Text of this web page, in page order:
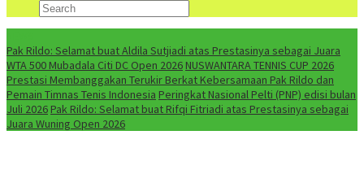
Pak Rildo: Selamat buat Aldila Sutjiadi atas Prestasinya sebagai Juara
WTA 500 Mubadala Citi DC Open 2026NUSWANTARA TENNIS CUP 2026
Prestasi Membanggakan Terukir Berkat Kebersamaan Pak Rildo dan
Pemain Timnas Tenis Indonesia Peringkat Nasional Pelti (PNP) edisi bulan
Juli 2026Pak Rildo: Selamat buat Rifqi Fitriadi atas Prestasinya sebagai
Juara Wuning Open 2026